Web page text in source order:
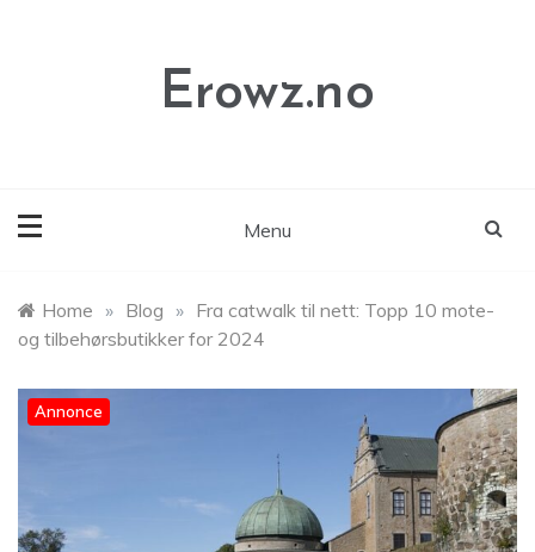
Erowz.no
Menu
Home » Blog » Fra catwalk til nett: Topp 10 mote-
og tilbehørsbutikker for 2024
Annonce